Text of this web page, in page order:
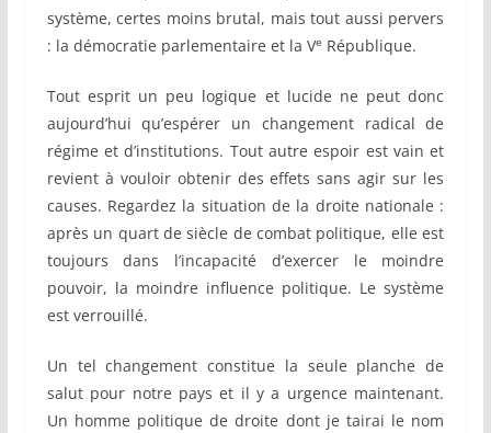
système, certes moins brutal, mais tout aussi pervers
: la démocratie parlementaire et la Ve République.
Tout esprit un peu logique et lucide ne peut donc
aujourd’hui qu’espérer un changement radical de
régime et d’institutions. Tout autre espoir est vain et
revient à vouloir obtenir des effets sans agir sur les
causes. Regardez la situation de la droite nationale :
après un quart de siècle de combat politique, elle est
toujours dans l’incapacité d’exercer le moindre
pouvoir, la moindre influence politique. Le système
est verrouillé.
Un tel changement constitue la seule planche de
salut pour notre pays et il y a urgence maintenant.
Un homme politique de droite dont je tairai le nom